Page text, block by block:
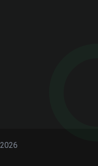
2026